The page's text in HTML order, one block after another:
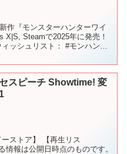
作『モンスターハンターワイ
Steamで2025年に発売！
ッシュリスト： #モンハンワ
スピーチ Showtime! 変
ストア】 【再生リス
情報は公開日時点のものです。